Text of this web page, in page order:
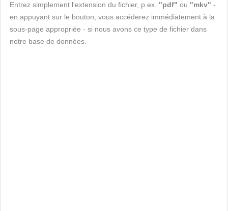
Entrez simplement l'extension du fichier, p.ex. "pdf" ou "mkv" -
en appuyant sur le bouton, vous accéderez immédiatement à la
sous-page appropriée - si nous avons ce type de fichier dans
notre base de données.